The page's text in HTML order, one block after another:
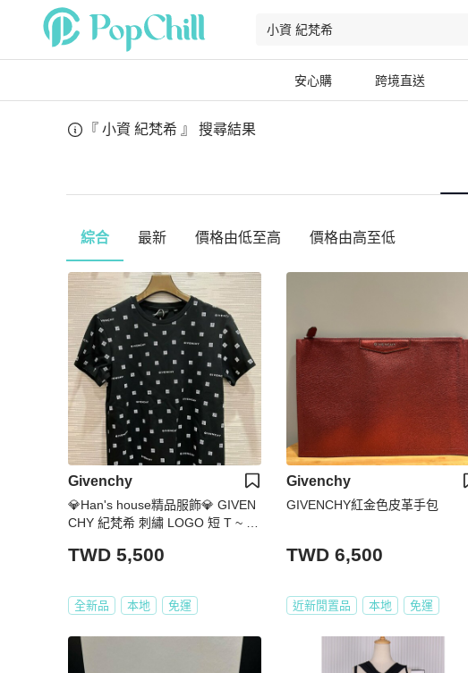
安心購 跨境直送
『 小資 紀梵希 』 搜尋結果
綜合 最新 價格由低至高 價格由高至低
Givenchy
💎Han's house精品服飾💎 GIVEN
CHY 紀梵希 刺繡 LOGO 短 T ~ 青
TWD 5,500
全新品 本地 免運
Givenchy
GIVENCHY紅金色皮革手包
TWD 6,500
近新閒置品 本地 免運